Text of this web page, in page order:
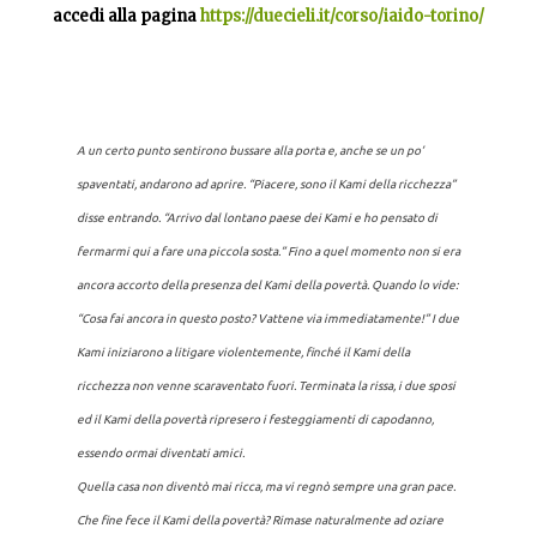
accedi alla paginahttps://duecieli.it/corso/iaido-torino/
A un certo punto sentirono bussare alla porta e, anche se un po’
spaventati, andarono ad aprire. “Piacere, sono il Kami della ricchezza”
disse entrando. “Arrivo dal lontano paese dei Kami e ho pensato di
fermarmi qui a fare una piccola sosta.”Fino a quel momento non si era
ancora accorto della presenza del Kami della povertà. Quando lo vide:
“Cosa fai ancora in questo posto? Vattene via immediatamente!” I due
Kami iniziarono a litigare violentemente, finché il Kami della
ricchezza non venne scaraventato fuori. Terminata la rissa, i due sposi
ed il Kami della povertà ripresero i festeggiamenti di capodanno,
essendo ormai diventati amici.
Quella casa non diventò mai ricca, ma vi regnò sempre una gran pace.
Che fine fece il Kami della povertà?Rimase naturalmente ad oziare